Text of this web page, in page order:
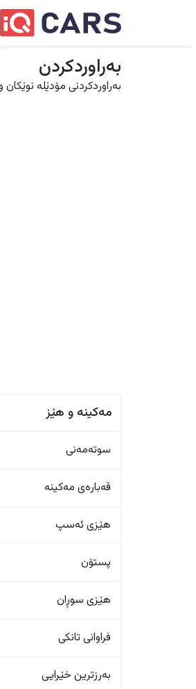
بەراوردکردن
بەراوردکردنی مۆدێلە
مەکینە و هێز
سوتەمەنی
قەبارەی مەکینە
هێزی ئەسپ
پستۆن
هێزی سوڕان
فراوانی تانکی
بەرزترین خێرایی